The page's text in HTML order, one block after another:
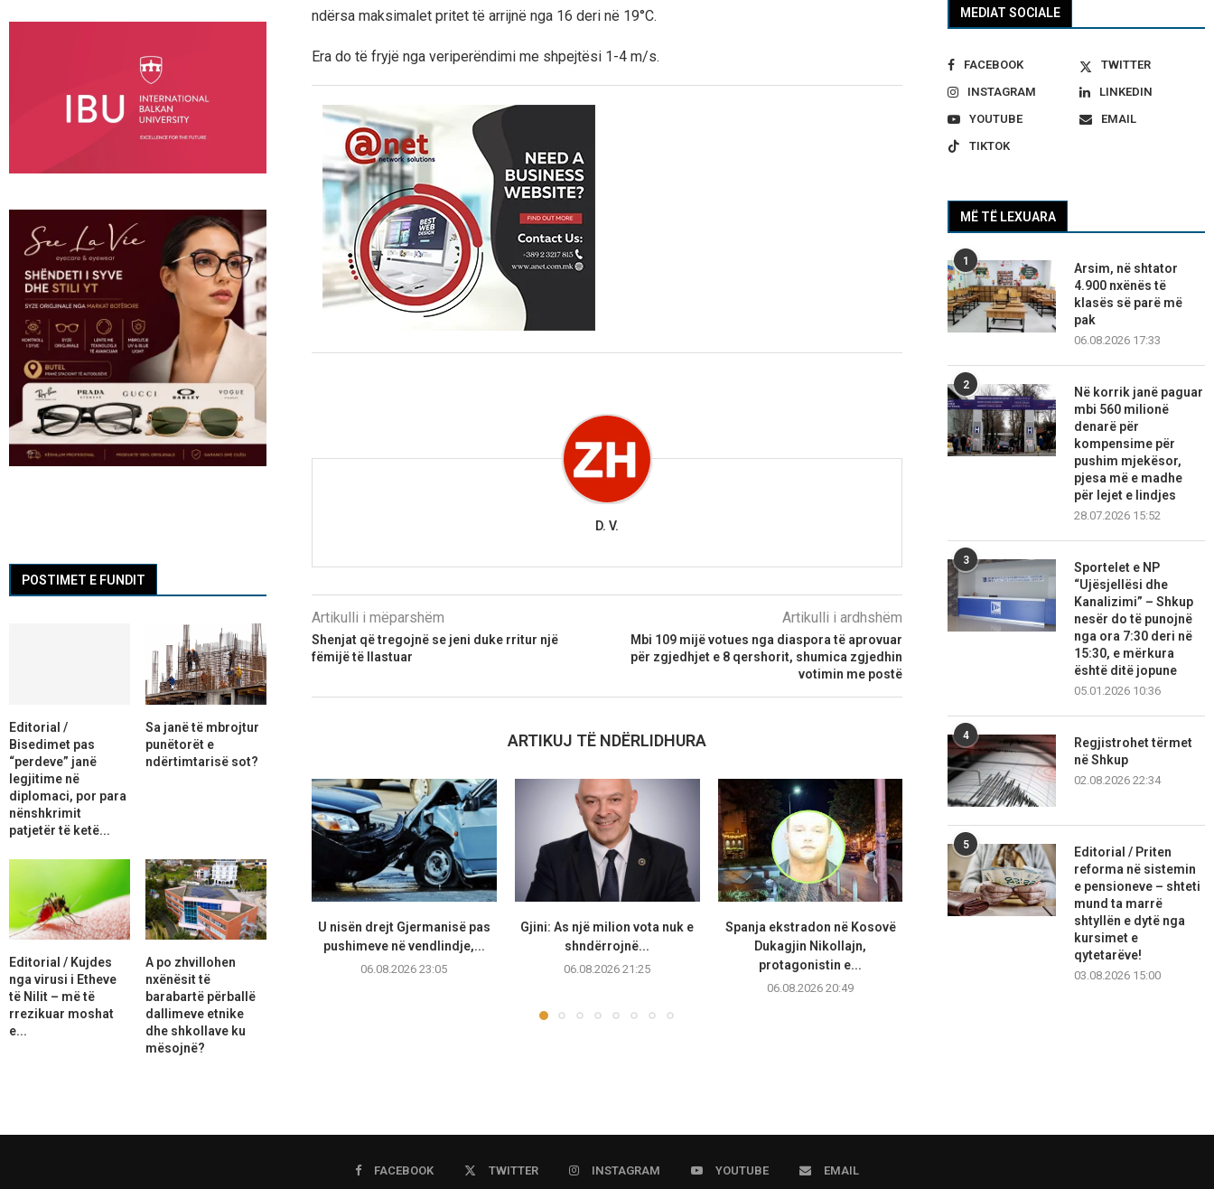
ndërsa maksimalet pritet të arrijnë nga 16 deri në 19°C.
Era do të fryjë nga veriperëndimi me shpejtësi 1-4 m/s.
D. V.
Artikulli i mëparshëm
Shenjat që tregojnë se jeni duke rritur një
fëmijë të llastuar
Artikulli i ardhshëm
Mbi 109 mijë votues nga diaspora të aprovuar
për zgjedhjet e 8 qershorit, shumica zgjedhin
votimin me postë
ARTIKUJ TË NDËRLIDHURA
U nisën drejt Gjermanisë pas
pushimeve në vendlindje,...
06.08.2026 23:05
Gjini: As një milion vota nuk e
shndërrojnë...
06.08.2026 21:25
Spanja ekstradon në Kosovë
Dukagjin Nikollajn,
protagonistin e...
06.08.2026 20:49
Abdixhiku: Po tentojmë t’i
shmangim zgjedhjet, LDK
KDI:
MEDIAT SOCIALE
FACEBOOK
TWITTER
INSTAGRAM
LINKEDIN
YOUTUBE
EMAIL
TIKTOK
MË TË LEXUARA
1
Arsim, në shtator
4.900 nxënës të
klasës së parë më
pak
06.08.2026 17:33
2
Në korrik janë paguar
mbi 560 milionë
denarë për
kompensime për
pushim mjekësor,
pjesa më e madhe
për lejet e lindjes
28.07.2026 15:52
3
Sportelet e NP
“Ujësjellësi dhe
Kanalizimi” – Shkup
nesër do të punojnë
nga ora 7:30 deri në
15:30, e mërkura
është ditë jopune
05.01.2026 10:36
4
Regjistrohet tërmet
në Shkup
02.08.2026 22:34
5
Editorial / Priten
reforma në sistemin
e pensioneve – shteti
mund ta marrë
shtyllën e dytë nga
kursimet e
qytetarëve!
03.08.2026 15:00
POSTIMET E FUNDIT
Editorial /
Bisedimet pas
“perdeve” janë
legjitime në
diplomaci, por para
nënshkrimit
patjetër të ketë...
Sa janë të mbrojtur
punëtorët e
ndërtimtarisë sot?
Editorial / Kujdes
nga virusi i Etheve
të Nilit – më të
rrezikuar moshat
e...
A po zhvillohen
nxënësit të
barabartë përballë
dallimeve etnike
dhe shkollave ku
mësojnë?
FACEBOOK TWITTER INSTAGRAM YOUTUBE EMAIL